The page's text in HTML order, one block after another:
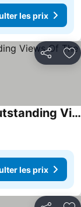
les prix
Partager
Standing, Ideal Location And Outstanding Views Of The Ocean
les prix